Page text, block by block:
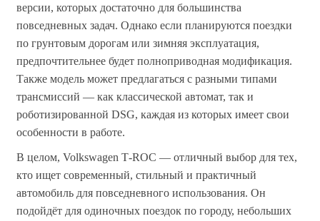
версии, которых достаточно для большинства
повседневных задач. Однако если планируются поездки
по грунтовым дорогам или зимняя эксплуатация,
предпочтительнее будет полноприводная модификация.
Также модель может предлагаться с разными типами
трансмиссий — как классической автомат, так и
роботизированной DSG, каждая из которых имеет свои
особенности в работе.
В целом, Volkswagen T‑ROC — отличный выбор для тех,
кто ищет современный, стильный и практичный
автомобиль для повседневного использования. Он
подойдёт для одиночных поездок по городу, небольших